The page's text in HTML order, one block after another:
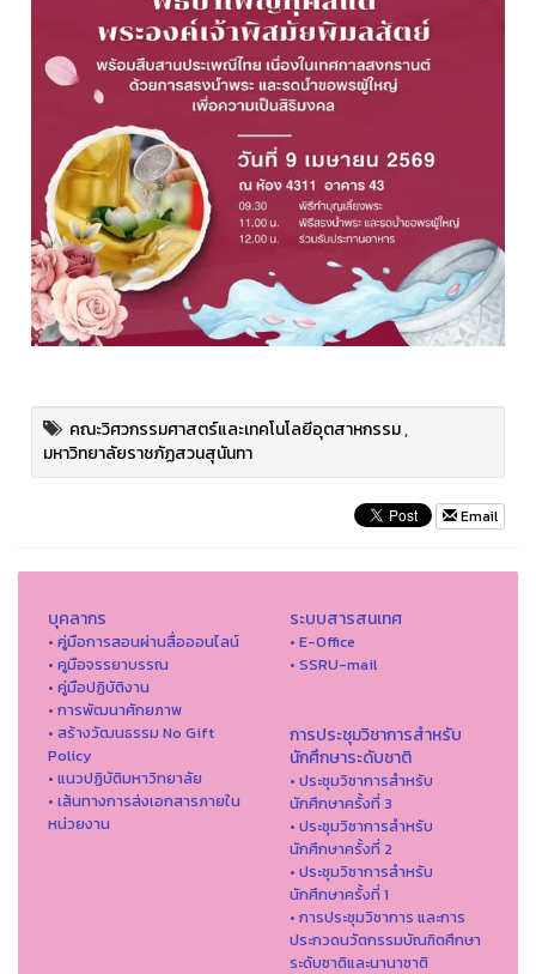
คณะวิศวกรรมศาสตร์และเทคโนโลยีอุตสาหกรรม,
มหาวิทยาลัยราชภัฏสวนสุนันทา
Email
บุคลากร
• คู่มือการสอนผ่านสื่อออนไลน์
• คูมือจรรยาบรรณ
• คู่มือปฏิบัติงาน
• การพัฒนาศักยภาพ
• สร้างวัฒนธรรม No Gift
Policy
• แนวปฏิบัติมหาวิทยาลัย
• เส้นทางการส่งเอกสารภายใน
หน่วยงาน
ระบบสารสนเทศ
• E-Office
• SSRU-mail
การประชุมวิชาการสำหรับ
นักศึกษาระดับชาติ
• ประชุมวิชาการสำหรับ
นักศึกษาครั้งที่ 3
• ประชุมวิชาการสำหรับ
นักศึกษาครั้งที่ 2
• ประชุมวิชาการสำหรับ
นักศึกษาครั้งที่ 1
• การประชุมวิชาการ และการ
ประกวดนวัตกรรมบัณฑิตศึกษา
ระดับชาติและนานาชาติ